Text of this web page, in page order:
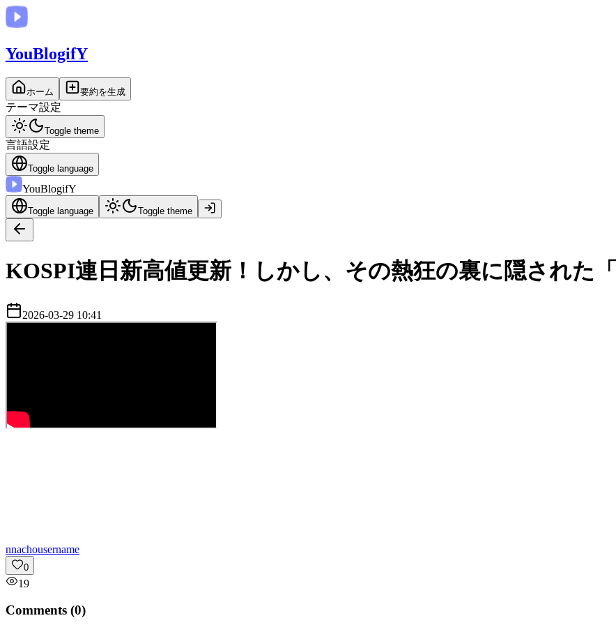
YouBlogifY
ホーム 要約を生成
テーマ設定
Toggle theme
言語設定
Toggle language
YouBlogifY
Toggle language Toggle theme
KOSPI連日新高値更新！しかし、その熱狂の裏に隠された
2026-03-29 10:41
nnachousername
0
19
Comments (0)